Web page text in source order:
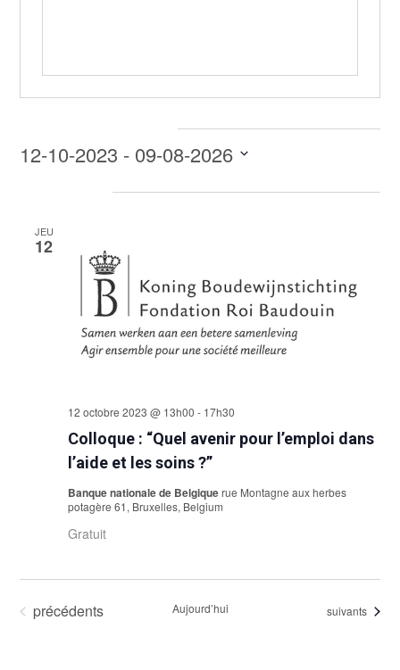
12-10-2023 - 09-08-2026
JEU
12
Colloque : “Quel avenir pour l’emploi dans
l’aide et les soins ?”
12 octobre 2023 @ 13h00 - 17h30
Banque nationale de Belgiquerue Montagne aux herbes
potagère 61, Bruxelles, Belgium
Gratuit
Évènements
précédents Aujourd’hui Évènements
suivants